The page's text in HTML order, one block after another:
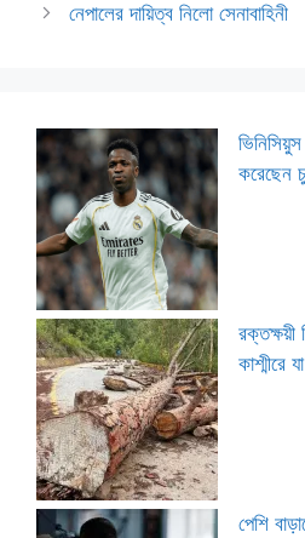
নেপালের দায়িত্ব নিলো সেনাবাহিনী
করেছেন
রক্তক্ষয়ী
কাশ্মীরে
পেশি